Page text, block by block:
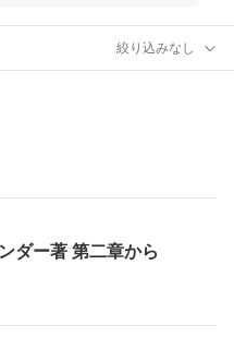
絞り込みなし
人類の最高遺産・FMアレクサンダー著 第二章から